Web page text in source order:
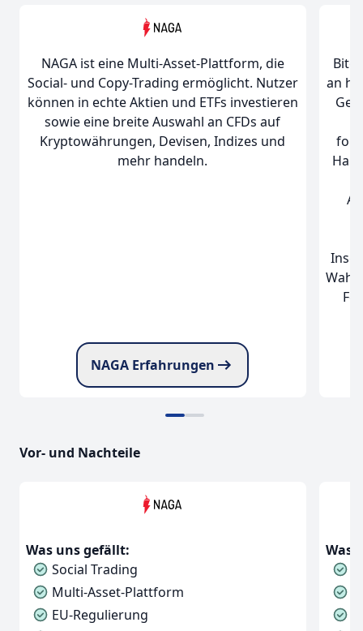
NAGA ist eine Multi-Asset-Plattform, die
Social- und Copy-Trading ermöglicht. Nutzer
können in echte Aktien und ETFs investieren
sowie eine breite Auswahl an CFDs auf
Kryptowährungen, Devisen, Indizes und
mehr handeln.
NAGA Erfahrungen
an
Wahl
Vor- und Nachteile
Was uns gefällt:
Social Trading
Multi-Asset-Plattform
EU-Regulierung
Was